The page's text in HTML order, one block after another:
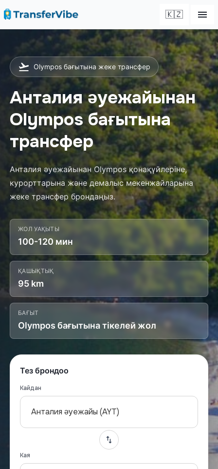
🇰🇿
Olympos бағытына жеке трансфер
Анталия әуежайынан
Olympos бағытына
трансфер
Анталия әуежайынан Olympos қонақүйлеріне,
курорттарына және демалыс мекенжайларына
жеке трансфер брондаңыз.
ЖОЛ УАҚЫТЫ
100-120 мин
ҚАШЫҚТЫҚ
95 km
БАҒЫТ
Olympos бағытына тікелей жол
Тез брондоо
Кайдан
Анталия әуежайы (AYT)
Кая